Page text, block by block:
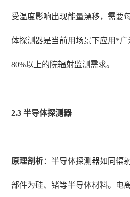
受温度影响出现能量漂移，需要
体探测器是当前用场景下应用*
80%以上的院辐射监测需求。
2.3 半导体探测器
原理剖析：半导体探测器如同辐
部件为硅、锗等半导体材料。电